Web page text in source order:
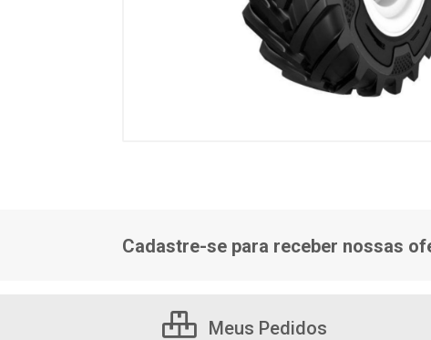
Cadastre-se para receber nossas
Meus Pedidos